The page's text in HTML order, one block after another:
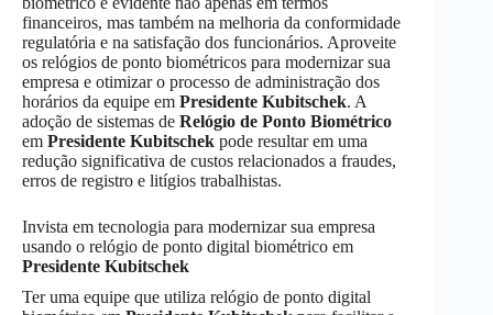
financeiros, mas também na melhoria da conformidade
regulatória e na satisfação dos funcionários. Aproveite
os relógios de ponto biométricos para modernizar sua
empresa e otimizar o processo de administração dos
horários da equipe em Presidente Kubitschek. A
adoção de sistemas de Relógio de Ponto Biométrico
em Presidente Kubitschek pode resultar em uma
redução significativa de custos relacionados a fraudes,
erros de registro e litígios trabalhistas.
Invista em tecnologia para modernizar sua empresa
usando o relógio de ponto digital biométrico em
Presidente Kubitschek
Ter uma equipe que utiliza relógio de ponto digital